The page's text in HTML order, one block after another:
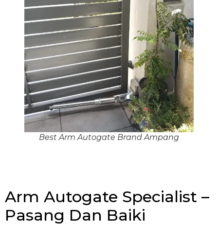
Best Arm Autogate Brand Ampang
Arm Autogate Specialist –
Pasang Dan Baiki